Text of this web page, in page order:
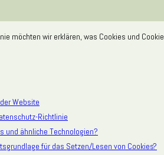
möchten wir erklären, was Cookies und
Website
Richtlinie
und ähnliche Technologien?
für das Setzen/Lesen von Cookies?